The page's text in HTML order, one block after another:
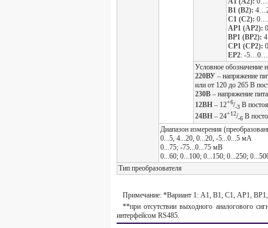
В1 (В2):
С1 (С2):
АР1 (АР2):
ВР1 (ВР2):
СР1 (СР2):
ЕР2: -
Условное обозначение
220ВУ – напряжение
или от 120 до 265 В
230В – напряжение
12ВН – 12+6/-3 В
24ВН – 24+12/-6 В
Диапазон измерения
0...5, 4...20, 0...20, -5...0...5 мА
0...75; -75...0...75 мВ
0...60; 0...100; 0...150; 0...250;
Тип преобразователя
Примечание: *Вариант 1: А1, В1, С1, АР1,
**при отсутствии выходного аналогового
интерфейсом RS485.